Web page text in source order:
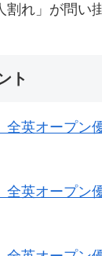
割れ」が問い
ト
英オープン
英オープン